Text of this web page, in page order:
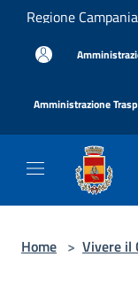
Salta al contenuto
Regione Campania
Amministrazione
Home > Vivere il